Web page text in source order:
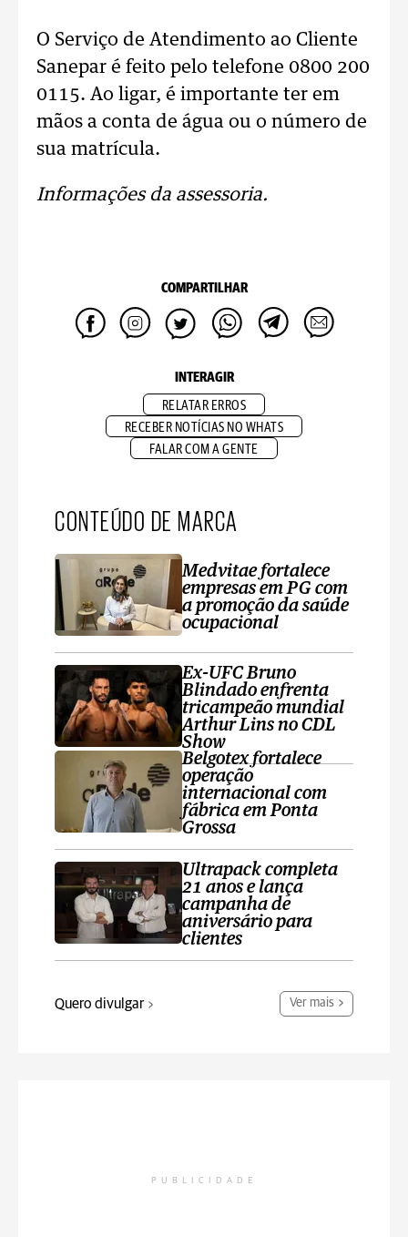
O Serviço de Atendimento ao Cliente
Sanepar é feito pelo telefone 0800 200
0115. Ao ligar, é importante ter em
mãos a conta de água ou o número de
sua matrícula.
Informações da assessoria.
COMPARTILHAR
INTERAGIR
RELATAR ERROS
RECEBER NOTÍCIAS NO WHATS
FALAR COM A GENTE
CONTEÚDO DE MARCA
Medvitae fortalece
empresas em PG com
a promoção da saúde
ocupacional
Ex-UFC Bruno
Blindado enfrenta
tricampeão mundial
Arthur Lins no CDL
Show
Belgotex fortalece
operação
internacional com
fábrica em Ponta
Grossa
Ultrapack completa
21 anos e lança
campanha de
aniversário para
clientes
Quero divulgar Ver mais
PUBLICIDADE